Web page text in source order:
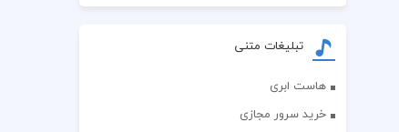
تبلیغات متنی
هاست ابری
خرید سرور مجازی